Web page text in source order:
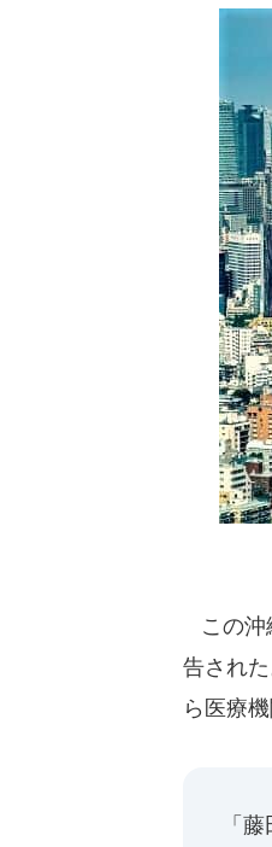
この沖
告され
ら医療
「